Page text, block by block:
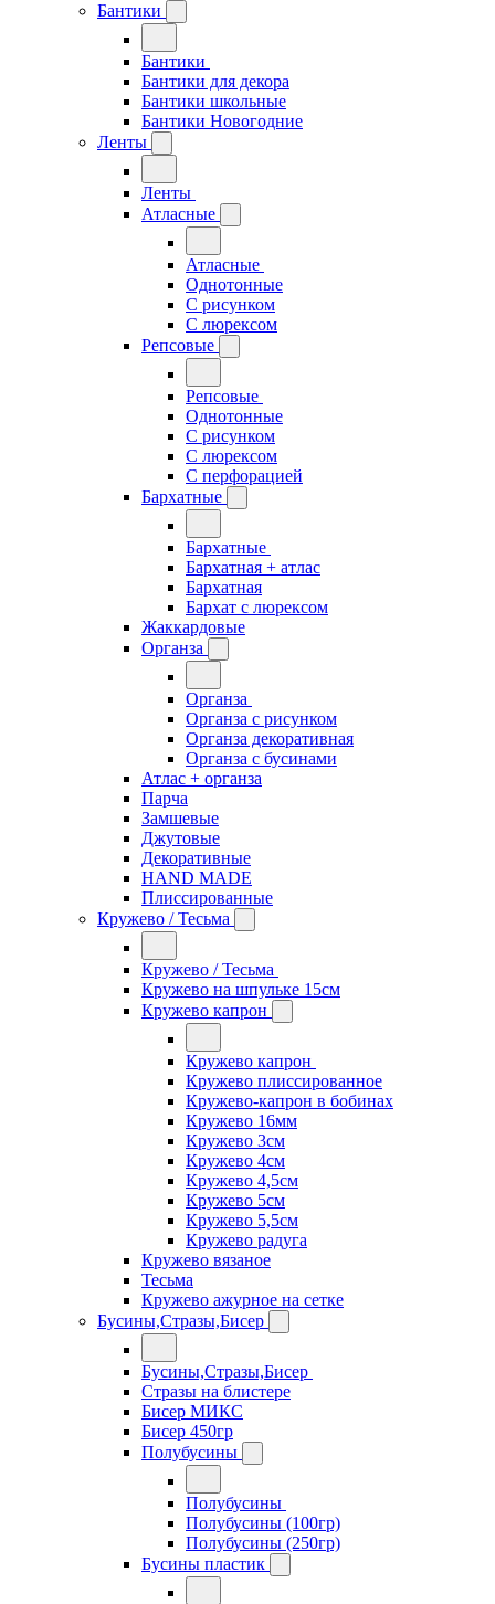
Бантики
Бантики
Бантики для декора
Бантики школьные
Бантики Новогодние
Ленты
Ленты
Атласные
Атласные
Однотонные
С рисунком
С люрексом
Репсовые
Репсовые
Однотонные
С рисунком
С люрексом
С перфорацией
Бархатные
Бархатные
Бархатная + атлас
Бархатная
Бархат с люрексом
Жаккардовые
Органза
Органза
Органза с рисунком
Органза декоративная
Органза с бусинами
Атлас + органза
Парча
Замшевые
Джутовые
Декоративные
HAND MADE
Плиссированные
Кружево / Тесьма
Кружево / Тесьма
Кружево на шпульке 15см
Кружево капрон
Кружево капрон
Кружево плиссированное
Кружево-капрон в бобинах
Кружево 16мм
Кружево 3см
Кружево 4см
Кружево 4,5см
Кружево 5см
Кружево 5,5см
Кружево радуга
Кружево вязаное
Тесьма
Кружево ажурное на сетке
Бусины,Стразы,Бисер
Бусины,Стразы,Бисер
Стразы на блистере
Бисер МИКС
Бисер 450гр
Полубусины
Полубусины
Полубусины (100гр)
Полубусины (250гр)
Бусины пластик